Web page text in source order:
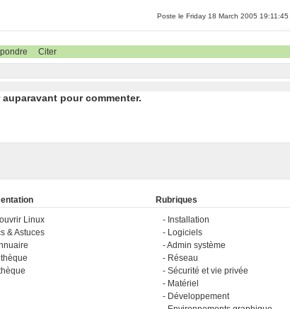
Poste le Friday 18 March 2005 19:11:45
Citer
pour commenter.
Linux
& Astuces
Rubriques
Installation
Logiciels
Admin système
Réseau
Sécurité et vie privée
Matériel
Développement